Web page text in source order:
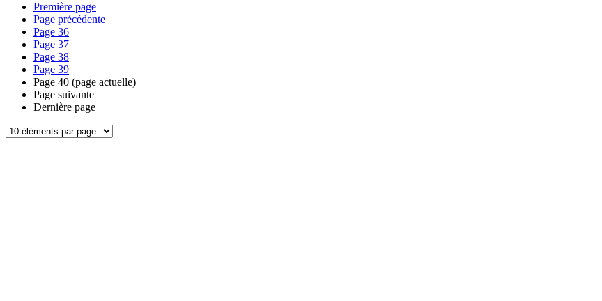
Première page
Page précédente
Page 36
Page 37
Page 38
Page 39
Page 40 (page actuelle)
Page suivante
Dernière page